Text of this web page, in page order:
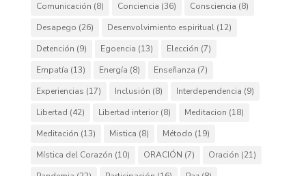
Comunicación (8) Conciencia (36) Consciencia (8)
Desapego (26) Desenvolvimiento espiritual(12)
Detención (9) Egoencia (13) Elección (7)
Empatía (13) Energía (8) Enseñanza (7)
Experiencias (17) Inclusión (8) Interdependencia (9)
Libertad (42) Libertad interior(8) Meditacion (18)
Meditación (13) Mistica (8) Método (19)
Mística del Corazón (10) ORACIÓN (7) Oración (21)